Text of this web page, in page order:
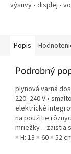
výsuvy • displej •
Popis
Podrobný
plynová varná
220–240 V •
elektrické
na použitie
mriežky – zaistia
× H: 13 × 60 × 52